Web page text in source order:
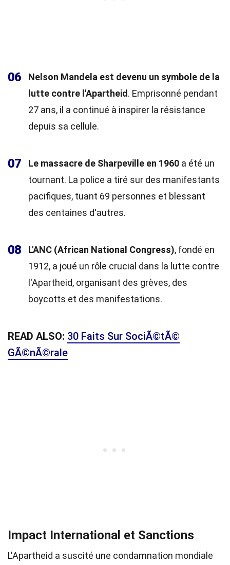
06
Nelson Mandela est devenu un symbole de la
lutte contre l'Apartheid . Emprisonné pendant
27 ans, il a continué à inspirer la résistance
depuis sa cellule.
07 Le massacre de Sharpeville en 1960 a été un
tournant. La police a tiré sur des manifestants
pacifiques, tuant 69 personnes et blessant
des centaines d'autres.
08 L'ANC (African National Congress), fondé en
1912, a joué un rôle crucial dans la lutte contre
l'Apartheid, organisant des grèves, des
boycotts et des manifestations.
READ ALSO: 30 Faits Sur SociÃ©tÃ©
GÃ©nÃ©rale
Impact International et Sanctions
L'Apartheid a suscité une condamnation mondiale